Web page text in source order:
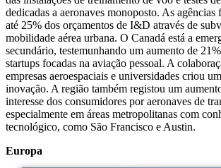
dedicadas a aeronaves monoposto. As agências
até 25% dos orçamentos de I&D através de
mobilidade aérea urbana. O Canadá está a
secundário, testemunhando um aumento de
startups focadas na aviação pessoal. A
empresas aeroespaciais e universidades criou
inovação. A região também registou um
interesse dos consumidores por aeronaves de
especialmente em áreas metropolitanas com
tecnológico, como São Francisco e Austin.
Europa